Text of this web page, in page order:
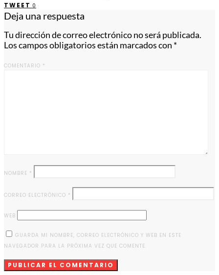
TWEET 0
Deja una respuesta
Tu dirección de correo electrónico no será publicada.
Los campos obligatorios están marcados con *
COMENTARIO *
NOMBRE *
CORREO ELECTRÓNICO *
WEB
GUARDA MI NOMBRE, CORREO ELECTRÓNICO Y WEB EN ESTE
NAVEGADOR PARA LA PRÓXIMA VEZ QUE COMENTE.